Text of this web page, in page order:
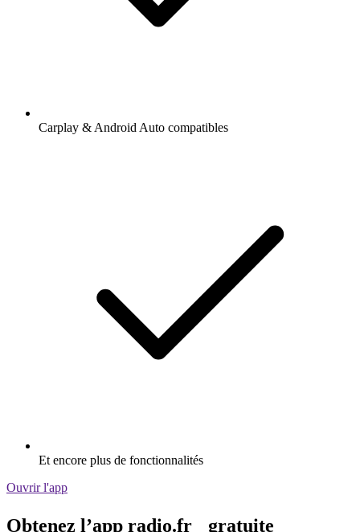
Carplay & Android Auto compatibles
Et encore plus de fonctionnalités
Ouvrir l'app
Obtenez l’app radio.fr gratuite